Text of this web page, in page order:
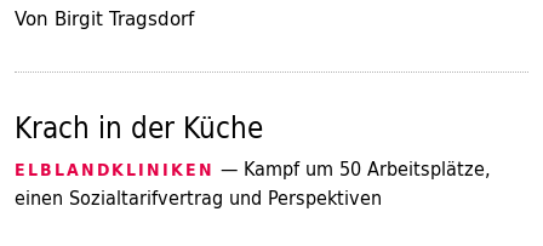
Von Birgit Tragsdorf
Krach in der Küche
ELBLANDKLINIKEN — Kampf um 50 Arbeitsplätze,
einen Sozialtarifvertrag und Perspektiven